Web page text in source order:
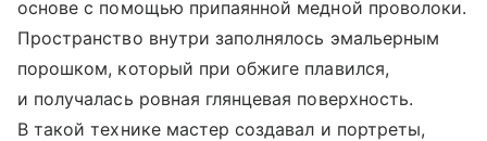
основе с помощью припаянной медной проволоки.
Пространство внутри заполнялось эмальерным
порошком, который при обжиге плавился,
и получалась ровная глянцевая поверхность.
В такой технике мастер создавал и портреты,